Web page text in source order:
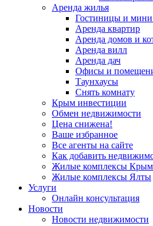
Аренда жилья
Гостиницы и мини
Аренда квартир
Аренда домов и
Аренда вилл
Аренда дач
Офисы и
Таунхаусы
Снять комнату
Крым инвестиции
Обмен недвижимости
Цена снижена!
Ваше избранное
Все агенты на сайте
Как добавить
Жилые комплексы
Жилые комплексы Ялты
Услуги
Онлайн консультация
Новости
Новости недвижимости